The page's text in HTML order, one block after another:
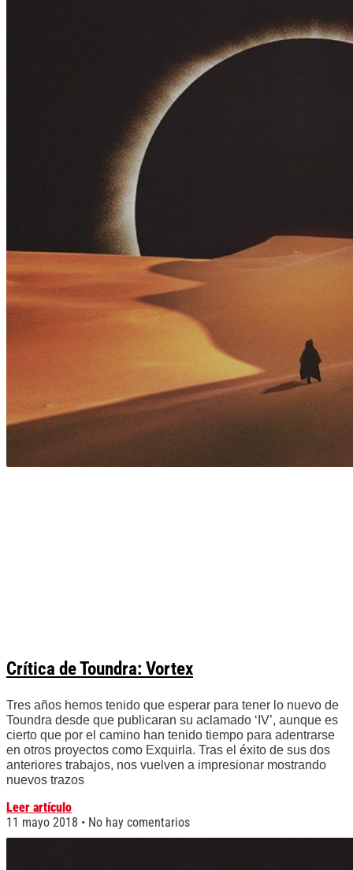
Crítica de Toundra: Vortex
Tres años hemos tenido que esperar para tener lo nuevo de
Toundra desde que publicaran su aclamado ‘IV’, aunque es
cierto que por el camino han tenido tiempo para adentrarse
en otros proyectos como Exquirla. Tras el éxito de sus dos
anteriores trabajos, nos vuelven a impresionar mostrando
nuevos trazos
Leer artículo
11 mayo 2018
No hay comentarios